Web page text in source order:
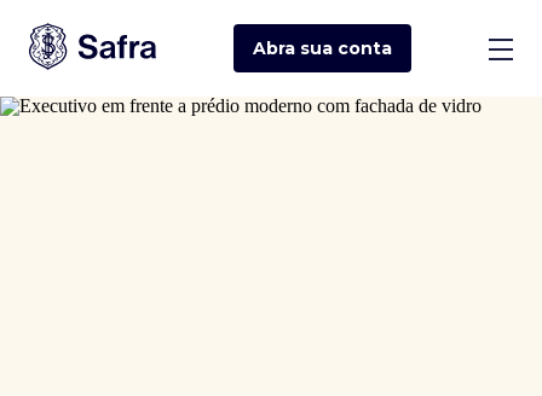
Abra sua conta